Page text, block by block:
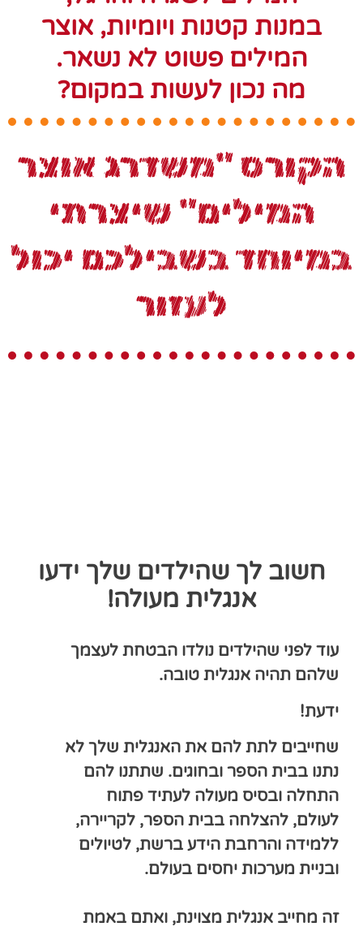
במנות קטנות ויומיות, אוצר
המילים פשוט לא נשאר.
מה נכון לעשות במקום?
הקורס "משדרג אוצר
המילים" שיצרתי
במיוחד בשבילכם יכול
לעזור
חשוב לך שהילדים שלך ידעו
אנגלית מעולה!
עוד לפני שהילדים נולדו הבטחת לעצמך
שלהם תהיה אנגלית טובה.
ידעת!
שחייבים לתת להם את האנגלית שלך לא
נתנו בבית הספר ובחוגים. שתתנו להם
התחלה ובסיס מעולה לעתיד פתוח
לעולם, להצלחה בבית הספר, לקריירה,
ללמידה והרחבת הידע ברשת, לטיולים
ובניית מערכות יחסים בעולם.
זה מחייב אנגלית מצוינת, ואתם באמת